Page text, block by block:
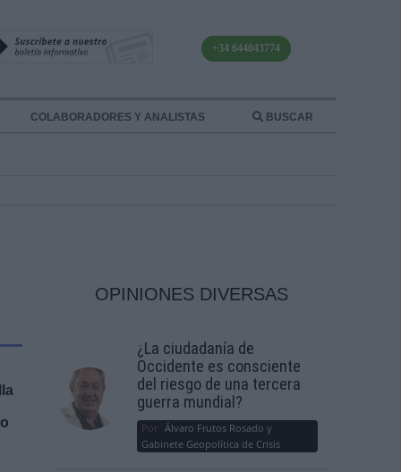
+34 644043774
COLABORADORES Y ANALISTAS BUSCAR
OPINIONES DIVERSAS
¿La ciudadanía de
Occidente es consciente
del riesgo de una tercera
guerra mundial?
Por Álvaro Frutos Rosado y
Gabinete Geopolítica de Crisis